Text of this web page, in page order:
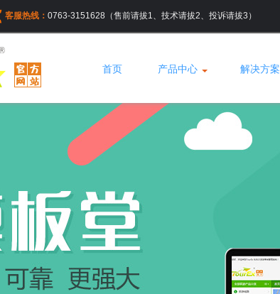
客服热线： 0763-3151628（售前请拔1、技术请拔2、投诉请拔3）
首页 产品中心 解决方案